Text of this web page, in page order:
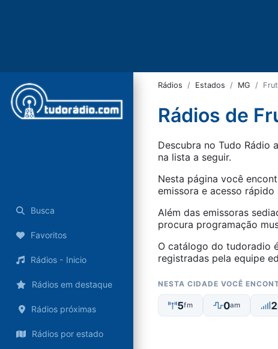
Busca
Favoritos
Rádios - Inicio
Rádios em destaque
Rádios próximas
Rádios por estado
Rádios Estados MG
Rádios de
Descubra no Tudo Rádio
na lista a seguir.
Nesta página você
emissora e acesso rápido
Além das emissoras
procura programação
O catálogo do tudoradio
registradas pela equipe
NESTA CIDADE VOCÊ
5fm 0am 2